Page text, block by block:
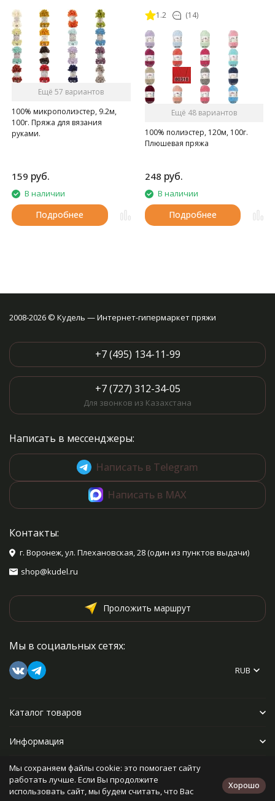
Ещё 57 вариантов
100% микрополиэстер, 9.2м,
100г. Пряжа для вязания
руками.
159 руб.
В наличии
Подробнее
1.2 (14)
Ещё 48 вариантов
100% полиэстер, 120м, 100г.
Плюшевая пряжа
248 руб.
В наличии
Подробнее
2008-2026 © Кудель — Интернет-гипермаркет пряжи
+7 (495) 134-11-99
+7 (727) 312-34-05
Для звонков из Казахстана
Написать в мессенджеры:
Написать в Telegram
Написать в MAX
Контакты:
г. Воронеж, ул. Плехановская, 28 (один из пунктов выдачи)
shop@kudel.ru
Проложить маршрут
Мы в социальных сетях:
RUB
Каталог товаров
Информация
Прочее
Мы сохраняем файлы cookie: это помогает сайту
работать лучше. Если Вы продолжите
использовать сайт, мы будем считать, что Вас
Хорошо